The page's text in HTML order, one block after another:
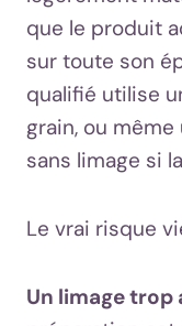
que le produit
sur toute son
qualifié utilise
grain, ou
sans limage si
Le vrai risque
Un limage trop